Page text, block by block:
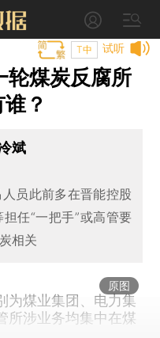
试听
T中
轮煤炭反腐所
？
斌
员此前多在晋能控股
任“一把手”或高管要
相关
原图
为煤业集团、电力集
所涉业务均集中在煤